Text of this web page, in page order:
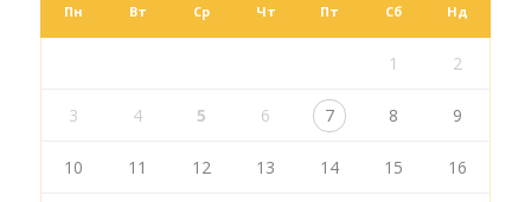
Пн Вт Ср Чт Пт Сб Нд
1 2
3 4 5 6 7 8 9
10 11 12 13 14 15 16